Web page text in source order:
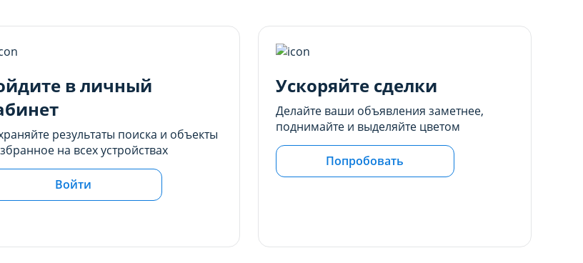
в личный
результаты поиска и объекты
на всех устройствах
Войти
Ускоряйте сделки
Делайте ваши объявления заметнее,
поднимайте и выделяйте цветом
Попробовать